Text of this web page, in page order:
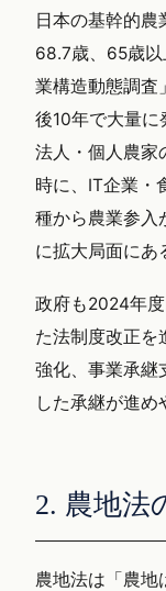
日本の基幹的
68.7歳、65歳
業構造動態調査
後10年で大量に
法人・個人農家
時に、IT企業・
種から農業参入
に拡大局面にあ
政府も2024年
た法制度改正を
強化、事業承継
した承継が進め
2. 農地法
農地法は「農地